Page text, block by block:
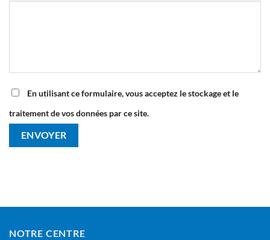
En utilisant ce formulaire, vous acceptez le stockage et le
traitement de vos données par ce site.
NOTRE CENTRE